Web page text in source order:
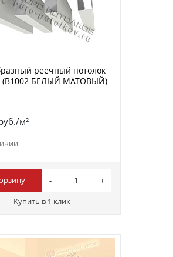
реечный потолок
(B1002 БЕЛЫЙ МАТОВЫЙ)
м²
Купить в 1 клик